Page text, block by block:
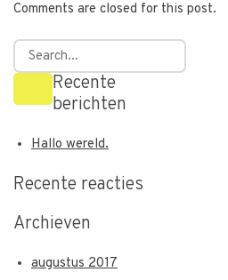
Comments are closed for this post.
Recente
berichten
Hallo wereld.
Recente reacties
Archieven
augustus 2017